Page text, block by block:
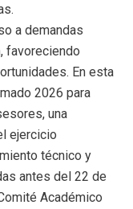
a demandas
favoreciendo
En esta
2026 para
una
ejercicio
técnico y
antes del 22 de
Académico